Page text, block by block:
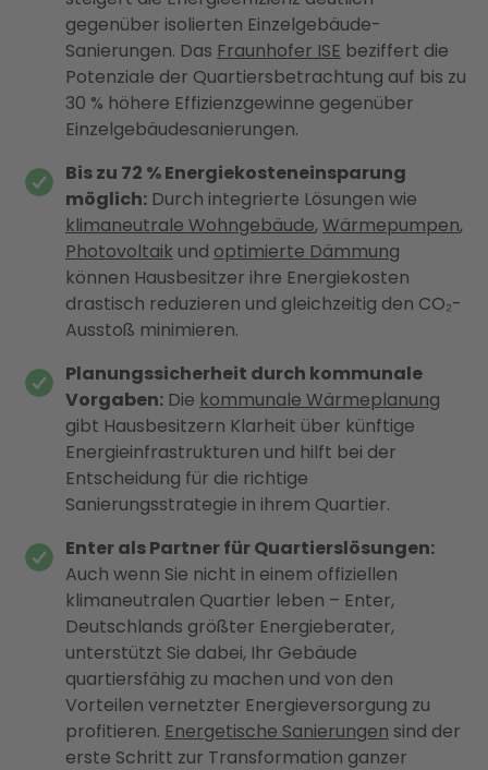
gegenüber isolierten Einzelgebäude-
Sanierungen. Das Fraunhofer ISE beziffert die
Potenziale der Quartiersbetrachtung auf bis zu
30 % höhere Effizienzgewinne gegenüber
Einzelgebäudesanierungen.
Bis zu 72 % Energiekosteneinsparung
möglich: Durch integrierte Lösungen wie
klimaneutrale Wohngebäude, Wärmepumpen,
Photovoltaik und optimierte Dämmung
können Hausbesitzer ihre Energiekosten
drastisch reduzieren und gleichzeitig den CO₂-
Ausstoß minimieren.
Planungssicherheit durch kommunale
Vorgaben: Die kommunale Wärmeplanung
gibt Hausbesitzern Klarheit über künftige
Energieinfrastrukturen und hilft bei der
Entscheidung für die richtige
Sanierungsstrategie in ihrem Quartier.
Enter als Partner für Quartierslösungen:
Auch wenn Sie nicht in einem offiziellen
klimaneutralen Quartier leben – Enter,
Deutschlands größter Energieberater,
unterstützt Sie dabei, Ihr Gebäude
quartiersfähig zu machen und von den
Vorteilen vernetzter Energieversorgung zu
profitieren. Energetische Sanierungen sind der
erste Schritt zur Transformation ganzer